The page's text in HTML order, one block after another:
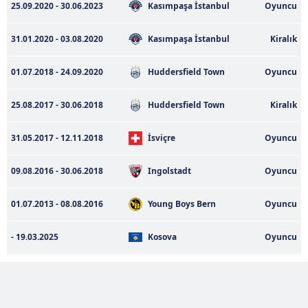
Sizlere daha iyi bir hizmet sunabilmek için İnternet
Sitemizde kendimize ve üçüncü kişilere ait çerezler
kullanılmaktadır. Bu çerezler vasıtasıyla çeşitli kişisel
verileriniz işlenmekte olup gerekli olan çerezler bilgi
toplumu hizmetlerinin sunulması amacıyla
kullanılmaktadır. Diğer çerezler, sitemizin daha işlevsel
kılınması ve kişiselleştirilmesi ve sizlere yönelik
reklam/pazarlama faaliyetlerinin yapılması, amaçlarıyla
sınırlı olarak açık rızanız dahilinde kullanılacaktır.
Çerezlere ilişkin tercihlerinizi aşağıda yer alan panel
vasıtasıyla belirleyebilirsiniz. Çerezlere ilişkin detaylı bilgi
25.09.2020 - 30.06.2023 Kasımpaşa İstanbul Oyuncu
31.01.2020 - 03.08.2020 Kasımpaşa İstanbul Kiralık
01.07.2018 - 24.09.2020 Huddersfield Town Oyuncu
25.08.2017 - 30.06.2018 Huddersfield Town Kiralık
31.05.2017 - 12.11.2018 İsviçre Oyuncu
09.08.2016 - 30.06.2018 Ingolstadt Oyuncu
01.07.2013 - 08.08.2016 Young Boys Bern Oyuncu
- 19.03.2025 Kosova Oyuncu